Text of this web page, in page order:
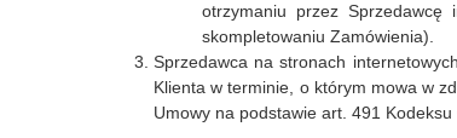
otrzymaniu przez Sprzedawcę
skompletowaniu Zamówienia).
Sprzedawca na stronach
Klienta w terminie, o którym mowa w
Umowy na podstawie art. 491 Kodeksu